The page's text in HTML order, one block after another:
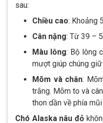
sau:
Chiều cao: Khoảng
Cân nặng: Từ 39 –
Màu lông: Bộ lông
mượt giúp chúng
Mõm và chân:
trắng. Mõm to và
thon dần về phía
Chó Alaska nâu đỏ